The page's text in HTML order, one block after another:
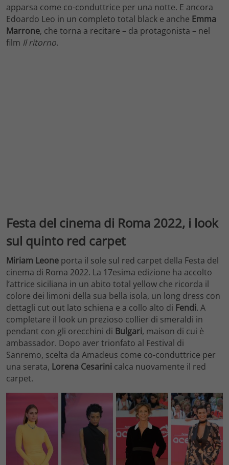
apparsa come co-conduttrice per una notte. E ancora
Edoardo Leo in un completo total black e anche Emma
Marrone, che torna a recitare – da protagonista – nel
film Il ritorno.
Festa del cinema di Roma 2022, i look
sul quinto red carpet
Miriam Leone porta il sole sul red carpet della Festa del
cinema di Roma 2022. La 17esima edizione ha accolto
l’attrice siciliana in un abito total yellow che ricorda il
colore dei limoni della sua bella isola, un long dress con
dettagli cut out lato schiena e a collo alto di Fendi. A
completare il look un prezioso collier di smeraldi in
pendant con gli orecchini di Bulgari, maison di cui è
ambassador. Dopo aver trionfato al Festival di
Sanremo, scelta da Amadeus come co-conduttrice per
una serata, Lorena Cesarini calca nuovamente il red
carpet.